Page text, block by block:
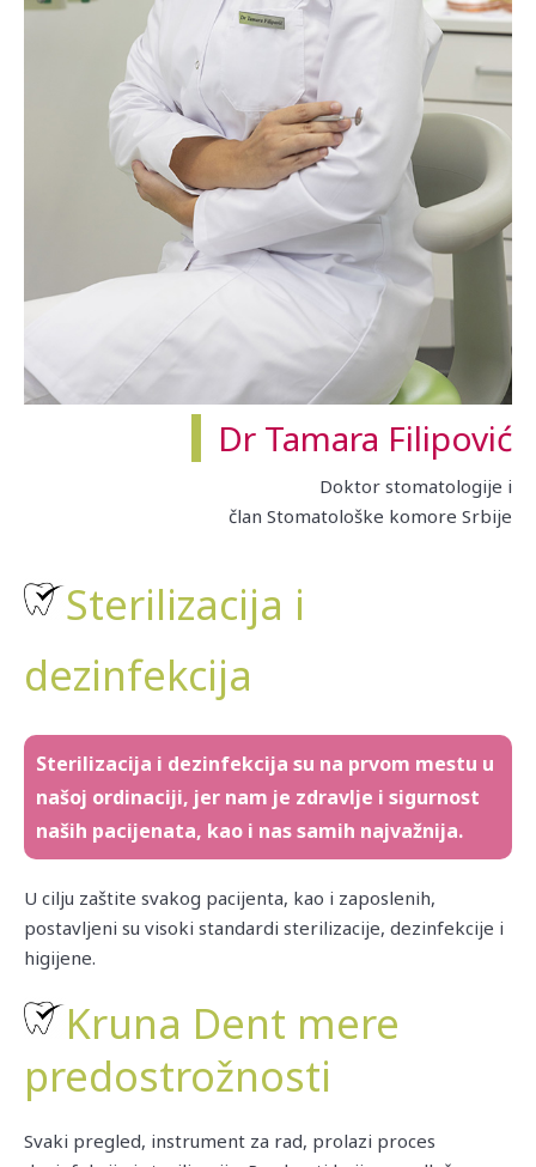
Dr Tamara Filipović
Doktor stomatologije i
član Stomatološke komore Srbije
Sterilizacija i
dezinfekcija
Sterilizacija i dezinfekcija su na prvom mestu u
našoj ordinaciji, jer nam je zdravlje i sigurnost
naših pacijenata, kao i nas samih najvažnija.
U cilju zaštite svakog pacijenta, kao i zaposlenih,
postavljeni su visoki standardi sterilizacije, dezinfekcije i
higijene.
Kruna Dent mere
predostrožnosti
Svaki pregled, instrument za rad, prolazi proces